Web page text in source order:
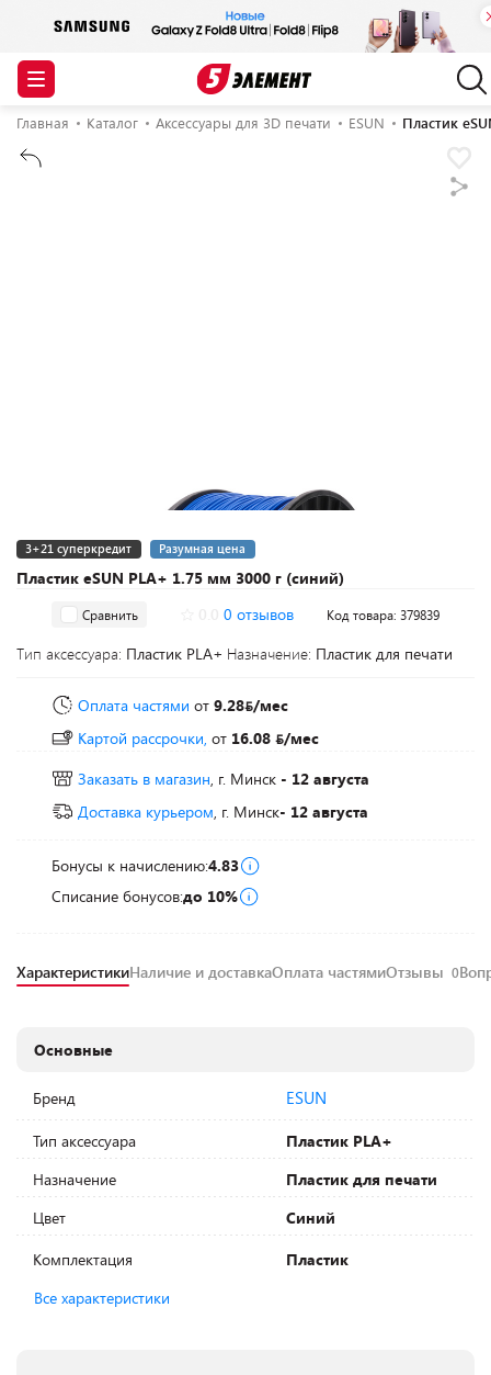
Главная Каталог Аксессуары для 3D печати ESUN Пластик
Пластик eSUN PLA+ 1.75 мм 3000 г (синий)
3+21 суперкредит Разумная цена
Сравнить 0 отзывов Код товара: 379839
Тип аксессуара: Пластик PLA+ Назначение: Пластик для печати
Оплата частями от 9.28 /мес
Картой рассрочки, от 16.08
/мес
Заказать в магазин, г. Минск - 12 августа
Доставка курьером, г. Минск- 12 августа
Бонусы к начислению:4.83
Списание бонусов:до 10%
ХарактеристикиНаличие и доставкаОплата частямиОтзывы 0
Основные
Бренд ESUN
Тип аксессуара
Пластик PLA+
Назначение
Пластик для печати
Цвет
Синий
Комплектация
Пластик
Все характеристики